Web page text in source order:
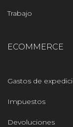
Trabajo
ECOMMERCE
Gastos de
Impuestos
Devoluciones